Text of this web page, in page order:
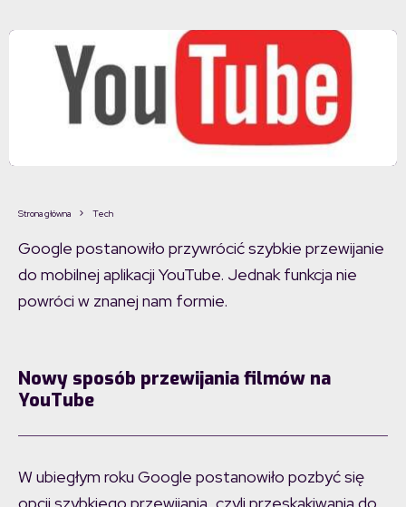
Strona główna Tech
Google postanowiło przywrócić szybkie przewijanie
do mobilnej aplikacji YouTube. Jednak funkcja nie
powróci w znanej nam formie.
Nowy sposób przewijania filmów na
YouTube
W ubiegłym roku Google postanowiło pozbyć się